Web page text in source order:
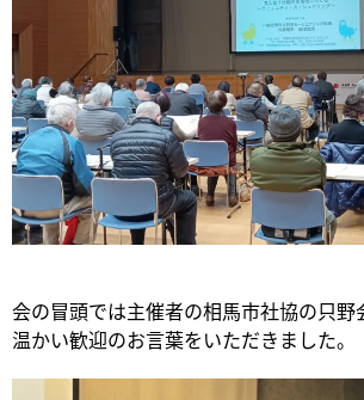
会の冒頭では主催者の相馬市社協の只野
温かい歓迎のお言葉をいただきました。